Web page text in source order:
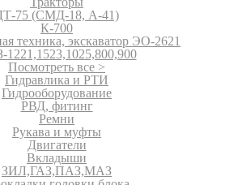
75 (СМД-18, А-41)
К-700
техника, экскаватор ЭО-2621
Посмотреть все >
Гидравлика и РТИ
Гидрооборудование
РВД, фитинг
Ремни
Рукава и муфты
Двигатели
Вкладыши
ЗИЛ,ГАЗ,ПАЗ,МАЗ